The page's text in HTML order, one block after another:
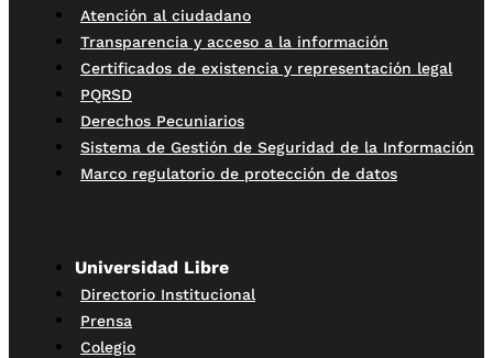
Atención al ciudadano
Transparencia y acceso a la información
Certificados de existencia y representación legal
PQRSD
Derechos Pecuniarios
Sistema de Gestión de Seguridad de la Información
Marco regulatorio de protección de datos
Universidad Libre
Directorio Institucional
Prensa
Colegio